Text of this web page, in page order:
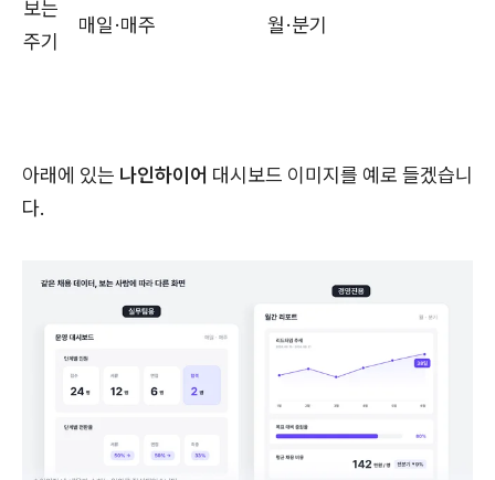
보는
주기
매일·매주 월·분기
아래에 있는 나인하이어 대시보드 이미지를 예로 들겠습니
다.